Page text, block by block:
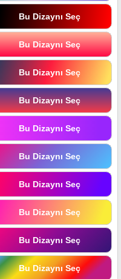
Bu Dizaynı Seç
Bu Dizaynı Seç
Bu Dizaynı Seç
Bu Dizaynı Seç
Bu Dizaynı Seç
Bu Dizaynı Seç
Bu Dizaynı Seç
Bu Dizaynı Seç
Bu Dizaynı Seç
Bu Dizaynı Seç